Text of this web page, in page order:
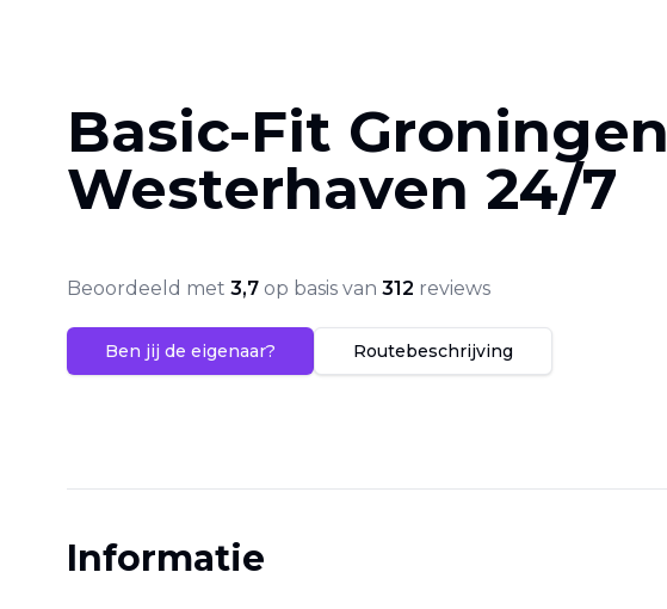
Basic-Fit Groningen
Westerhaven 24/7
Beoordeeld met 3,7 op basis van 312 reviews
Ben jij de eigenaar? Routebeschrijving
Informatie